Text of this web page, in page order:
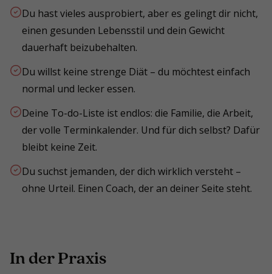
Du hast vieles ausprobiert, aber es gelingt dir nicht,
einen gesunden Lebensstil und dein Gewicht
dauerhaft beizubehalten.
Du willst keine strenge Diät – du möchtest einfach
normal und lecker essen.
Deine To-do-Liste ist endlos: die Familie, die Arbeit,
der volle Terminkalender. Und für dich selbst? Dafür
bleibt keine Zeit.
Du suchst jemanden, der dich wirklich versteht –
ohne Urteil. Einen Coach, der an deiner Seite steht.
In der Praxis